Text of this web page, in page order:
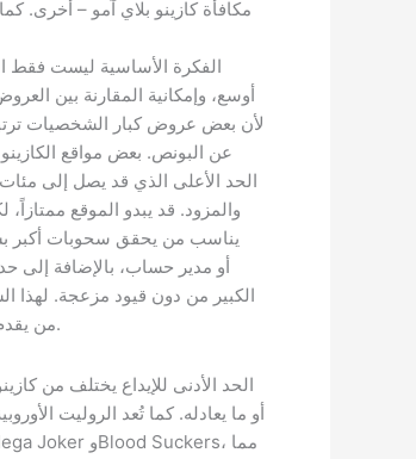
مكافأة كازينو بلاي آمو – أخرى.
الفكرة الأساسية ليست فقط
أوسع، وإمكانية المقارنة بين
لأن بعض عروض كبار الشخصيات
الحد الأعلى الذي قد يصل إلى
يناسب من يحقق سحوبات أكبر
الكبير من دون قيود مزعجة.
من يقدم أكبر رقم، بل من يمنحك قيمة قابلة للاستخدام فعلاً.
أو ما يعادله. كما تُعد الروليت